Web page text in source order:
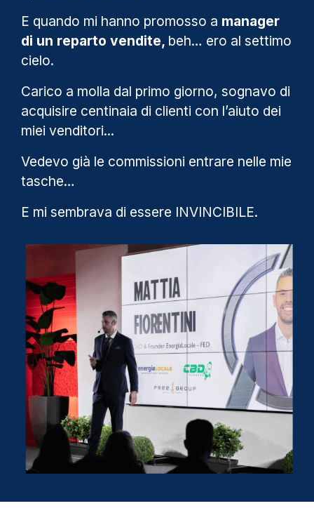
E quando mi hanno promosso a manager
di un reparto vendite, beh… ero al settimo
cielo.
Carico a molla dal primo giorno, sognavo di
acquisire centinaia di clienti con l’aiuto dei
miei venditori...
Vedevo già le commissioni entrare nelle mie
tasche…
E mi sembrava di essere INVINCIBILE.